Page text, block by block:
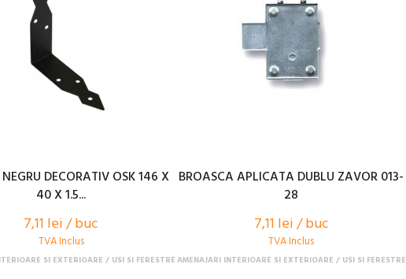
DECORATIV OSK 146 X
40 X 1.5...
7,11 lei / buc
TVA Inclus
SI EXTERIOARE USI SI FERESTRE
BROASCA APLICATA DUBLU ZAVOR 013-
28
7,11 lei / buc
TVA Inclus
AMENAJARI INTERIOARE SI EXTERIOARE USI SI FERESTRE